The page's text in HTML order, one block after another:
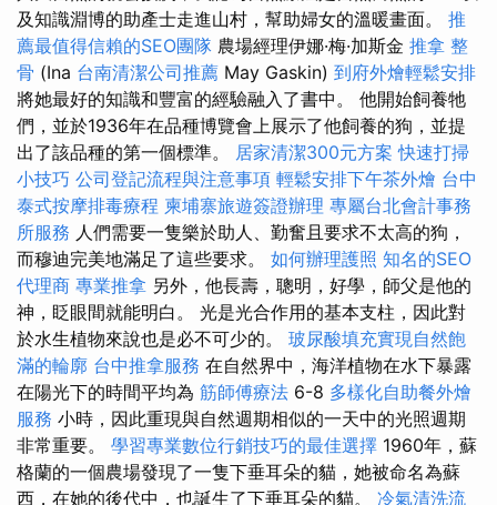
及知識淵博的助產士走進山村，幫助婦女的溫暖畫面。 推
薦最值得信賴的SEO團隊 農場經理伊娜·梅·加斯金 推拿 整
骨 (Ina 台南清潔公司推薦 May Gaskin) 到府外燴輕鬆安排
將她最好的知識和豐富的經驗融入了書中。 他開始飼養牠
們，並於1936年在品種博覽會上展示了他飼養的狗，並提
出了該品種的第一個標準。 居家清潔300元方案 快速打掃
小技巧 公司登記流程與注意事項 輕鬆安排下午茶外燴 台中
泰式按摩排毒療程 柬埔寨旅遊簽證辦理 專屬台北會計事務
所服務 人們需要一隻樂於助人、勤奮且要求不太高的狗，
而穆迪完美地滿足了這些要求。 如何辦理護照 知名的SEO
代理商 專業推拿 另外，他長壽，聰明，好學，師父是他的
神，眨眼間就能明白。 光是光合作用的基本支柱，因此對
於水生植物來說也是必不可少的。 玻尿酸填充實現自然飽
滿的輪廓 台中推拿服務 在自然界中，海洋植物在水下暴露
在陽光下的時間平均為 筋師傅療法 6-8 多樣化自助餐外燴
服務 小時，因此重現與自然週期相似的一天中的光照週期
非常重要。 學習專業數位行銷技巧的最佳選擇 1960年，蘇
格蘭的一個農場發現了一隻下垂耳朵的貓，她被命名為蘇
西，在她的後代中，也誕生了下垂耳朵的貓。 冷氣清洗流